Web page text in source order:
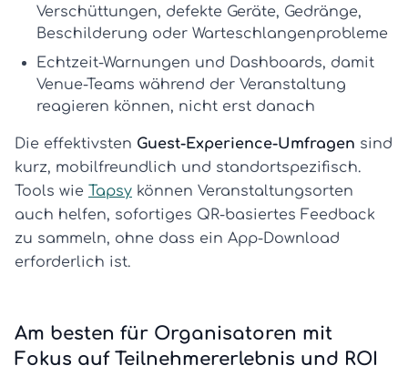
Verschüttungen, defekte Geräte, Gedränge,
Beschilderung oder Warteschlangenprobleme
Echtzeit-Warnungen und Dashboards, damit
Venue-Teams während der Veranstaltung
reagieren können, nicht erst danach
Die effektivsten Guest-Experience-Umfragen sind
kurz, mobilfreundlich und standortspezifisch.
Tools wie Tapsy können Veranstaltungsorten
auch helfen, sofortiges QR-basiertes Feedback
zu sammeln, ohne dass ein App-Download
erforderlich ist.
Am besten für Organisatoren mit
Fokus auf Teilnehmererlebnis und ROI